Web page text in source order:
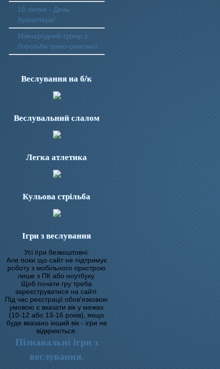
16 липня - День
бухгалтера!
Міжнародний турнір з
боротьби греко-римської.
Веслування на б/к
Веслувальний слалом
Легка атлетика
Кульова стрільба
Ігри з веслування
Усі ігри безкоштовні.
Але поки що сайт не підтримує
роботу з мобільного пристрою
лише з ПК або ноутбуку.
Щоб почати гру треба
зареєструватися на сайті.
Під час реєстрації обов'язковою
умовою є вказати вік у межах
(10-12 або 13-16 років), якщо
буде вказано інший вік - ігри не
відкриються.
Пізнавальні ігри з
веслування.